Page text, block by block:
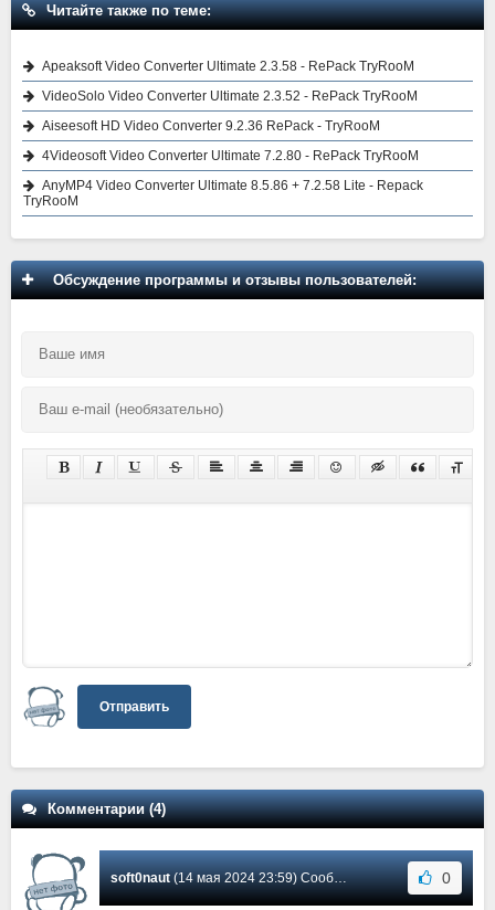
Читайте также по теме:
Apeaksoft Video Converter Ultimate 2.3.58 - RePack TryRooM
VideoSolo Video Converter Ultimate 2.3.52 - RePack TryRooM
Aiseesoft HD Video Converter 9.2.36 RePack - TryRooM
4Videosoft Video Converter Ultimate 7.2.80 - RePack TryRooM
AnyMP4 Video Converter Ultimate 8.5.86 + 7.2.58 Lite - Repack
TryRooM
Обсуждение программы и отзывы пользователей:
Отправить
Комментарии (4)
soft0naut(14 мая 2024 23:59) Сообщение #3 0